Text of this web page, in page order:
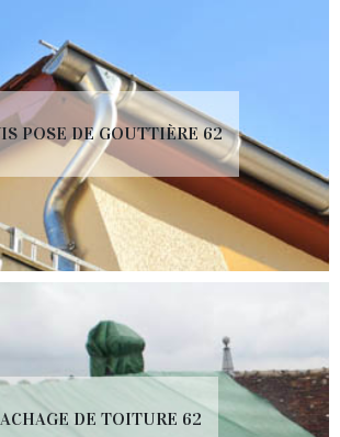
POSE DE GOUTTIÈRE 62
DE TOITURE 62